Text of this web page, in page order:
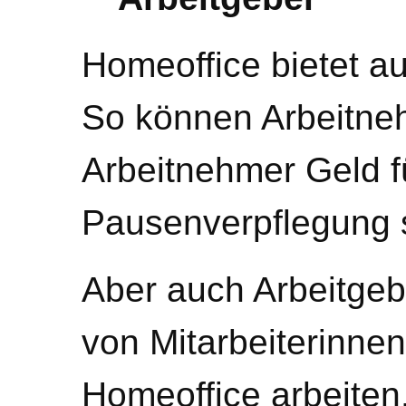
Homeoffice bietet
So können
Arbeitnehmer Geld
Pausenverpflegung
Aber auch
von
Homeoffice